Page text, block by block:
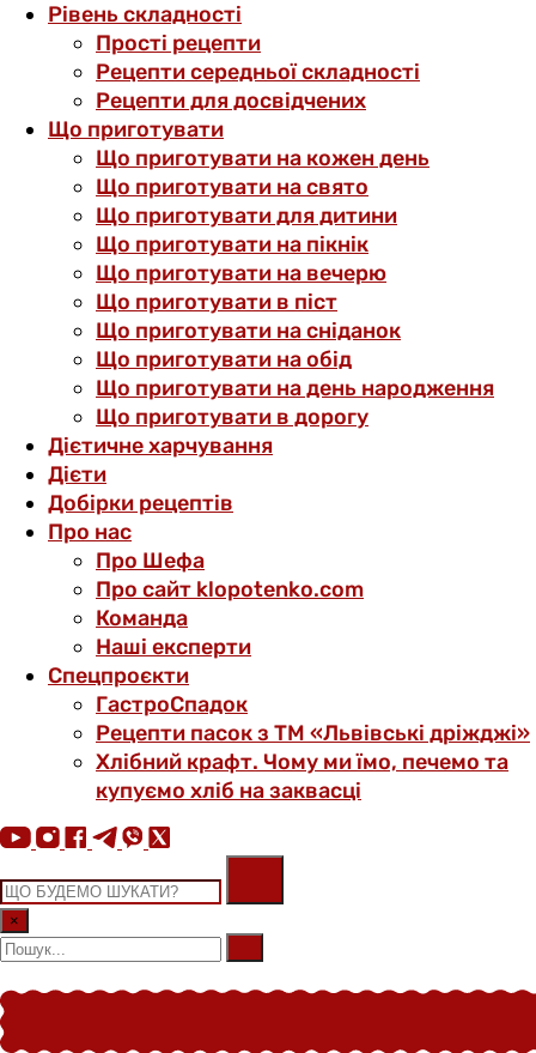
Рівень складності
Прості рецепти
Рецепти середньої складності
Рецепти для досвідчених
Що приготувати
Що приготувати на кожен день
Що приготувати на свято
Що приготувати для дитини
Що приготувати на пікнік
Що приготувати на вечерю
Що приготувати в піст
Що приготувати на сніданок
Що приготувати на обід
Що приготувати на день народження
Що приготувати в дорогу
Дієтичне харчування
Дієти
Добірки рецептів
Про нас
Про Шефа
Про сайт klopotenko.com
Команда
Наші експерти
Спецпроєкти
ГастроСпадок
Рецепти пасок з ТМ «Львівські дріжджі»
Хлібний крафт. Чому ми їмо, печемо та
купуємо хліб на заквасці
×